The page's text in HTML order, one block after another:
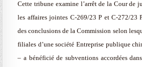
Cette tribune examine l’arrêt de la Cour de
les affaires jointes C‑269/23 P et C‑272/23
des conclusions de la Commission selon
filiales d’une société Entreprise publique
– a bénéficié de subventions accordées